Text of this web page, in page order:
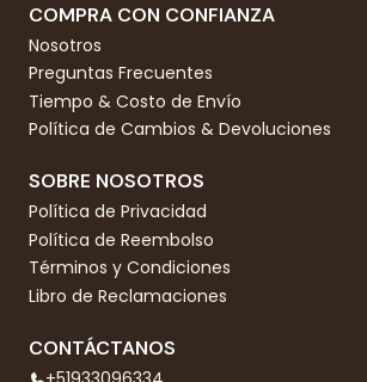
COMPRA CON CONFIANZA
Nosotros
Preguntas Frecuentes
Tiempo & Costo de Envío
Política de Cambios & Devoluciones
SOBRE NOSOTROS
Política de Privacidad
Política de Reembolso
Términos y Condiciones
Libro de Reclamaciones
CONTÁCTANOS